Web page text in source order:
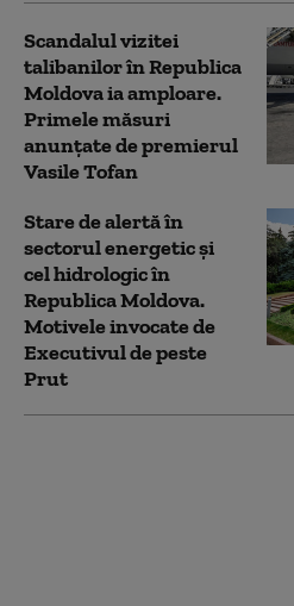
Scandalul vizitei
talibanilor în Republica
Moldova ia amploare.
Primele măsuri
anunțate de premierul
Vasile Tofan
Stare de alertă în
sectorul energetic și
cel hidrologic în
Republica Moldova.
Motivele invocate de
Executivul de peste
Prut